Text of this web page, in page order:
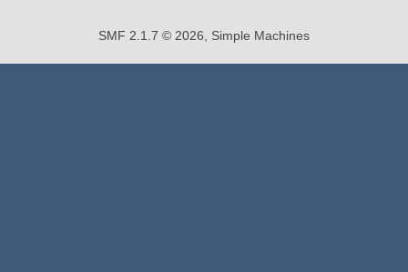
SMF 2.1.7 © 2026 Simple Machines